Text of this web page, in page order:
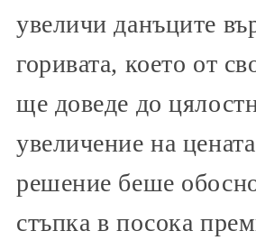
увеличи данъците
горивата, което от
ще доведе до
увеличение на
решение беше
стъпка в посока